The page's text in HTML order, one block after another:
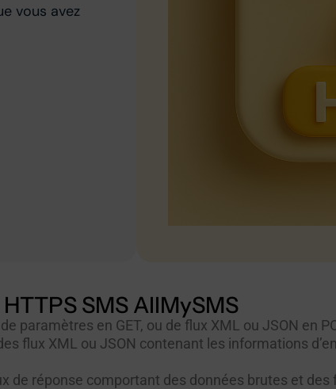
vous avez
SMS AllMySMS
paramètres en GET, ou de flux XML ou JSON en
flux XML ou JSON contenant les informations
de réponse comportant des données brutes et